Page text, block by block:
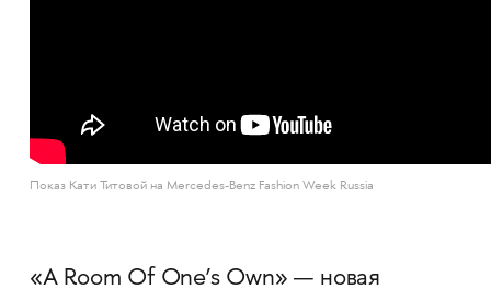
Показ Кати Титовой на Mercedes-Benz Fashion Week Russia
«A Room Of One’s Own» — новая